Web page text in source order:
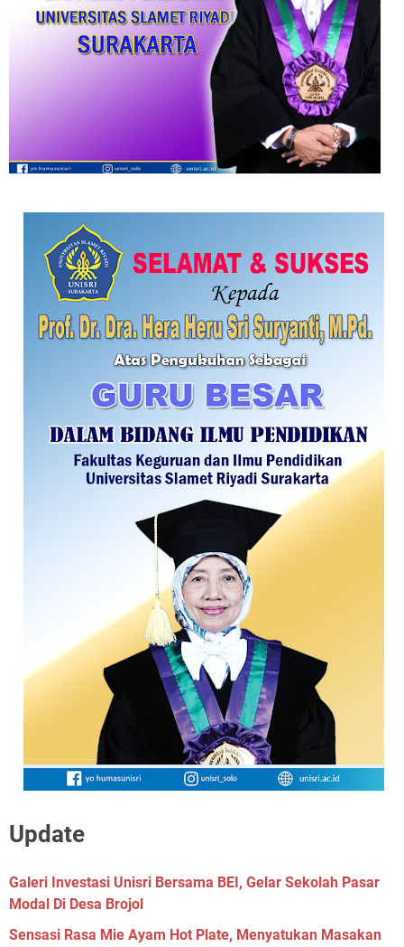
Update
Galeri Investasi Unisri Bersama BEI, Gelar Sekolah Pasar
Modal Di Desa Brojol
Sensasi Rasa Mie Ayam Hot Plate, Menyatukan Masakan